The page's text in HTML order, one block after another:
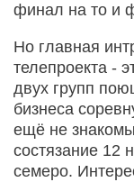
финал на то и
Но главная
телепроекта -
двух групп
бизнеса
ещё не
состязание 12
семеро.